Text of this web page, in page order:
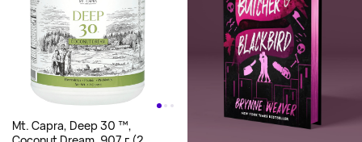
Mt. Capra, Deep 30 ™,